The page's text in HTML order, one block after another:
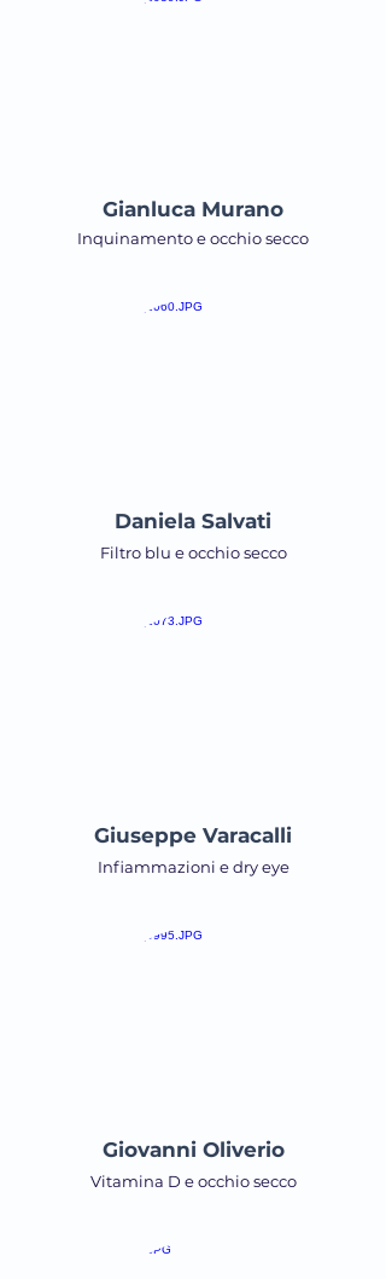
Gianluca Murano
Inquinamento e occhio secco
Daniela Salvati
Filtro blu e occhio secco
Giuseppe Varacalli
Infiammazioni e dry eye
Giovanni Oliverio
Vitamina D e occhio secco